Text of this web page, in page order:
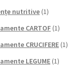
nutritive(1)
CARTOF(1)
CRUCIFERE(1)
LEGUME(1)